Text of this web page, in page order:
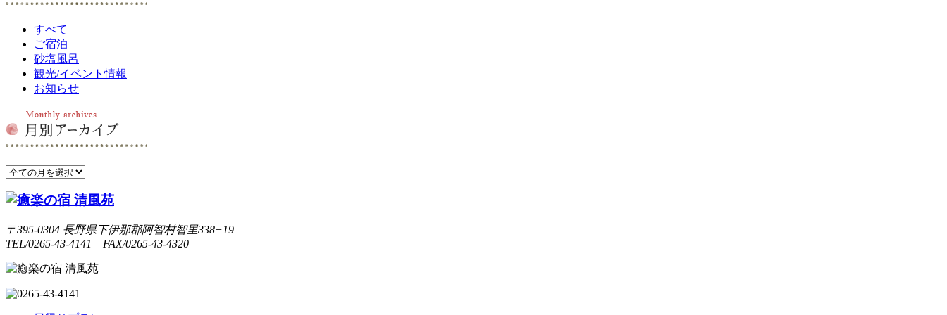
すべて
ご宿泊
砂塩風呂
観光/イベント情報
お知らせ
〒395-0304 長野県下伊那郡阿智村智里338−19
TEL/0265-43-4141 FAX/0265-43-4320